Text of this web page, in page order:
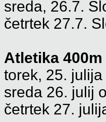
sreda, 26.7.
četrtek 27.7.
Atletika 400m
torek, 25.
sreda 26. julij
četrtek 27.